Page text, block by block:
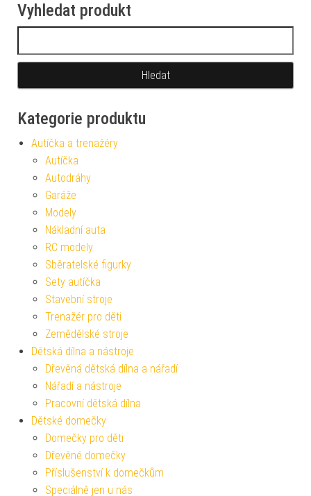
Vyhledat produkt
Kategorie produktu
Autíčka a trenažéry
Autíčka
Autodráhy
Garáže
Modely
Nákladní auta
RC modely
Sběratelské figurky
Sety autíčka
Stavební stroje
Trenažér pro děti
Zemědělské stroje
Dětská dílna a nástroje
Dřevěná dětská dílna a nářadí
Nářadí a nástroje
Pracovní dětská dílna
Dětské domečky
Domečky pro děti
Dřevěné domečky
Příslušenství k domečkům
Speciálně jen u nás